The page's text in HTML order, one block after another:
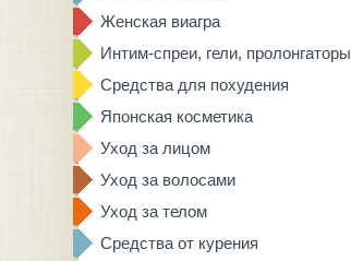
Женская виагра
Интим-спреи, гели, пролонгаторы
Средства для похудения
Японская косметика
Уход за лицом
Уход за волосами
Уход за телом
Средства от курения